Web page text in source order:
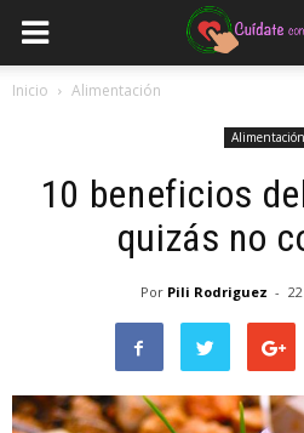
Inicio Alimentación
Alimentación
10 beneficios
quizás no
Por Pili Rodriguez -